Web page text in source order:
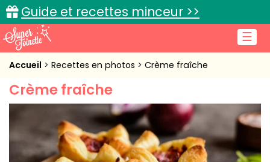
☰
Guide et recettes minceur >>
Accueil
Recettes de cuisine
Cuisine pratique
L'actu cuisine
Accueil Recettes en photos Crème fraîche
Crème fraîche